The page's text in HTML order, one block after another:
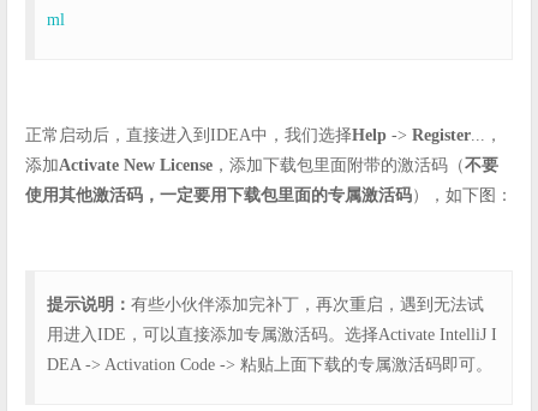
ml
正常启动后，直接进入到IDEA中，我们选择Help -> Register ...，
添加Activate New License ，添加下载包里面附带的激活码（不要
使用其他激活码，一定要用下载包里面的专属激活码），如下图：
提示说明： 有些小伙伴添加完补丁，再次重启，遇到无法试
用进入IDE，可以直接添加专属激活码。选择Activate IntelliJ I
DEA -> Activation Code -> 粘贴上面下载的专属激活码即可。